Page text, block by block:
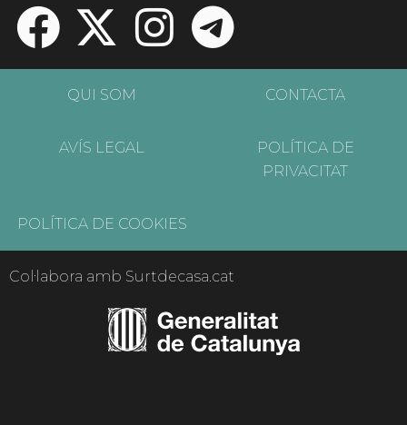
QUI SOM CONTACTA
AVÍS LEGAL
POLÍTICA DE
PRIVACITAT
POLÍTICA DE COOKIES
Col·labora amb Surtdecasa.cat